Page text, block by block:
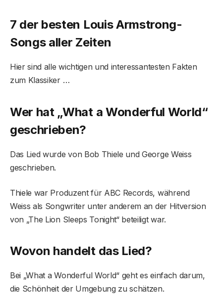
7 der besten Louis Armstrong-
Songs aller Zeiten
Hier sind alle wichtigen und interessantesten Fakten
zum Klassiker …
Wer hat „What a Wonderful World“
geschrieben?
Das Lied wurde von Bob Thiele und George Weiss
geschrieben.
Thiele war Produzent für ABC Records, während
Weiss als Songwriter unter anderem an der Hitversion
von „The Lion Sleeps Tonight“ beteiligt war.
Wovon handelt das Lied?
Bei „What a Wonderful World“ geht es einfach darum,
die Schönheit der Umgebung zu schätzen.